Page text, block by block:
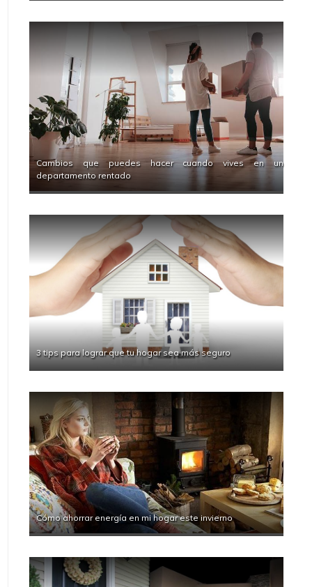
Cambios que puedes hacer cuando vives en un
departamento rentado
3 tips para lograr que tu hogar sea más seguro
Cómo ahorrar energía en mi hogar este invierno